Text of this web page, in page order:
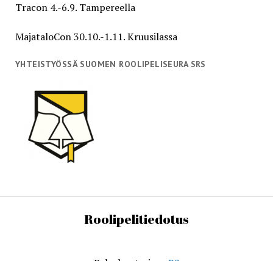
Tracon 4.-6.9. Tampereella
MajataloCon 30.10.-1.11. Kruusilassa
YHTEISTYÖSSÄ SUOMEN ROOLIPELISEURA SRS
Roolipelitiedotus